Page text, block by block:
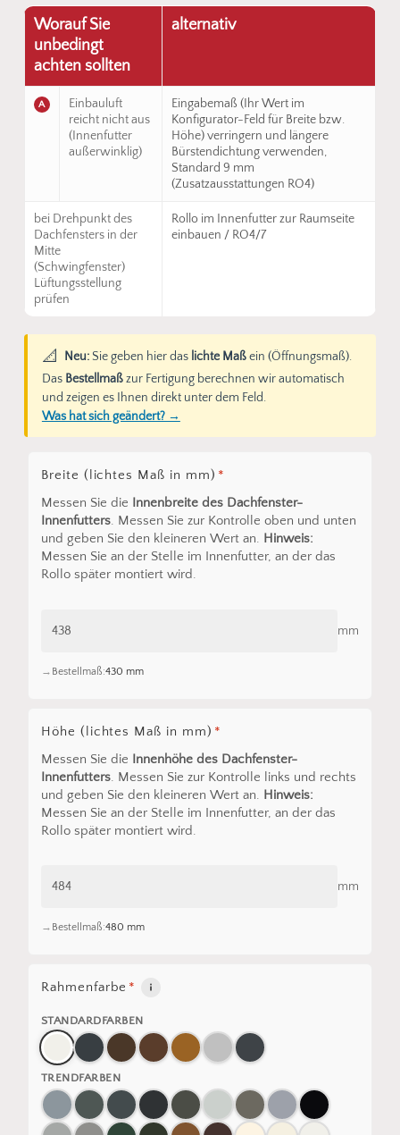
Worauf Sie
unbedingt
achten sollten
alternativ
A
Einbauluft
reicht nicht aus
(Innenfutter
außerwinklig)
Eingabemaß (Ihr Wert im
Konfigurator-Feld für Breite bzw.
Höhe) verringern und längere
Bürstendichtung verwenden,
Standard 9 mm
(Zusatzausstattungen RO4)
bei Drehpunkt des
Dachfensters in der
Mitte
(Schwingfenster)
Lüftungsstellung
prüfen
Rollo im Innenfutter zur Raumseite
einbauen / RO4/7
📐 Neu:Sie geben hier das lichte Maßein (Öffnungsmaß).
Das Bestellmaßzur Fertigung berechnen wir automatisch
und zeigen es Ihnen direkt unter dem Feld.
Was hat sich geändert? →
Breite (lichtes Maß in mm) *
Messen Sie die Innenbreite des Dachfenster-
Innenfutters. Messen Sie zur Kontrolle oben und unten
und geben Sie den kleineren Wert an. Hinweis:
Messen Sie an der Stelle im Innenfutter, an der das
Rollo später montiert wird.
mm
Bestellmaß:430 mm
Höhe (lichtes Maß in mm) *
Messen Sie die Innenhöhe des Dachfenster-
Innenfutters. Messen Sie zur Kontrolle links und rechts
und geben Sie den kleineren Wert an. Hinweis:
Messen Sie an der Stelle im Innenfutter, an der das
Rollo später montiert wird.
mm
Bestellmaß:480 mm
Rahmenfarbe *
STANDARDFARBEN
TRENDFARBEN